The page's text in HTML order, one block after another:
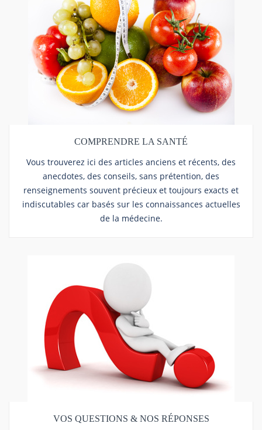
COMPRENDRE LA SANTÉ
Vous trouverez ici des articles anciens et récents, des
anecdotes, des conseils, sans prétention, des
renseignements souvent précieux et toujours exacts et
indiscutables car basés sur les connaissances actuelles
de la médecine.
VOS QUESTIONS & NOS RÉPONSES